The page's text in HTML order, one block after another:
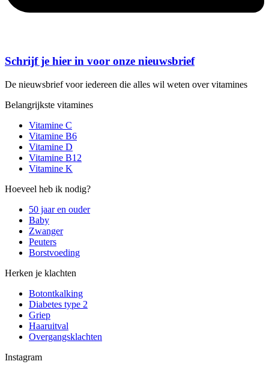
Schrijf je hier in voor onze nieuwsbrief
De nieuwsbrief voor iedereen die alles wil weten over vitamines
Belangrijkste vitamines
Vitamine C
Vitamine B6
Vitamine D
Vitamine B12
Vitamine K
Hoeveel heb ik nodig?
50 jaar en ouder
Baby
Zwanger
Peuters
Borstvoeding
Herken je klachten
Botontkalking
Diabetes type 2
Griep
Haaruitval
Overgangsklachten
Instagram